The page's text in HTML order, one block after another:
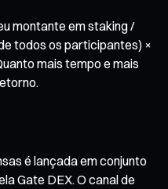
montante em staking /
todos os participantes) ×
mais tempo e mais
é lançada em conjunto
Gate DEX. O canal de